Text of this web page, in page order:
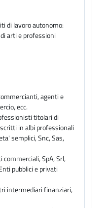
di lavoro autonomo:
arti e professioni
agenti e
ecc.
titolari di
in albi professionali
semplici, Snc, Sas,
commerciali, SpA, Srl,
pubblici e privati
intermediari finanziari,